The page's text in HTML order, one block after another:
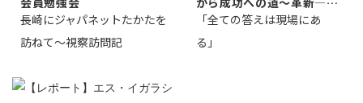
長崎にジャパネットたかたを
訪ねて～視察訪問記
戦の先にある...
「全ての答えは現場にあ
る」